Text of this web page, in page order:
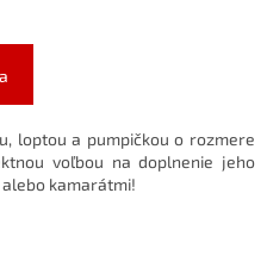
loptou a pumpičkou o rozmere
voľbou na doplnenie jeho
kamarátmi!